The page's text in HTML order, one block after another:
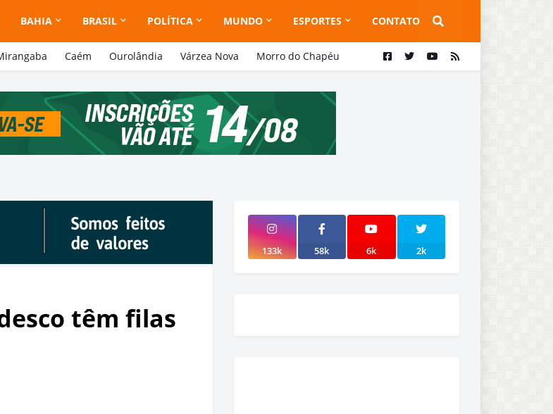
BAHIA BRASIL POLÍTICA MUNDO ESPORTES CONTATO
Caém Ourolândia Várzea Nova Morro do Chapéu
têm filas
133k 58k 6k 2k